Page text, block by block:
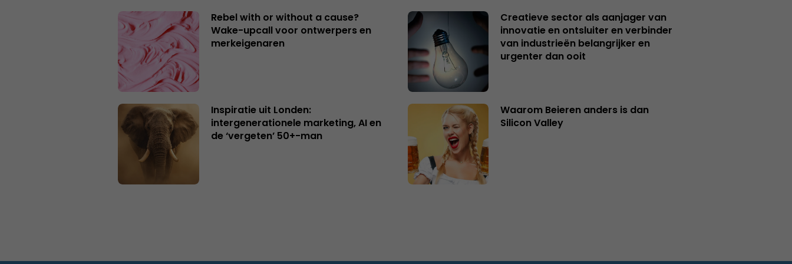
Rebel with or without a cause?
Wake-upcall voor ontwerpers en
merkeigenaren
Creatieve sector als aanjager van
innovatie en ontsluiter en verbinder
van industrieën belangrijker en
urgenter dan ooit
Inspiratie uit Londen:
intergenerationele marketing, AI en
de ‘vergeten’ 50+-man
Waarom Beieren anders is dan
Silicon Valley